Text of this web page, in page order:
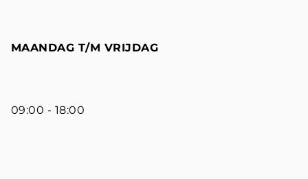
MAANDAG T/M VRIJDAG
09:00 - 18:00